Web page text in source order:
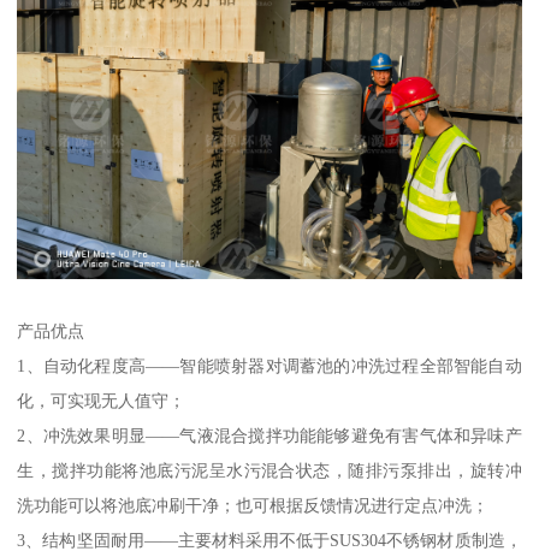
产品优点
1、自动化程度高——智能喷射器对调蓄池的冲洗过程全部智能自动
化，可实现无人值守；
2、冲洗效果明显——气液混合搅拌功能能够避免有害气体和异味产
生，搅拌功能将池底污泥呈水污混合状态，随排污泵排出，旋转冲
洗功能可以将池底冲刷干净；也可根据反馈情况进行定点冲洗；
3、结构坚固耐用——主要材料采用不低于SUS304不锈钢材质制造，